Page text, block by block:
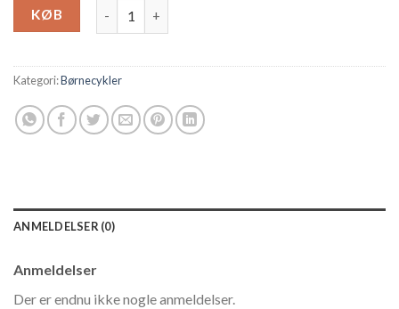
KØB
Kategori:Børnecykler
ANMELDELSER (0)
Anmeldelser
Der er endnu ikke nogle anmeldelser.